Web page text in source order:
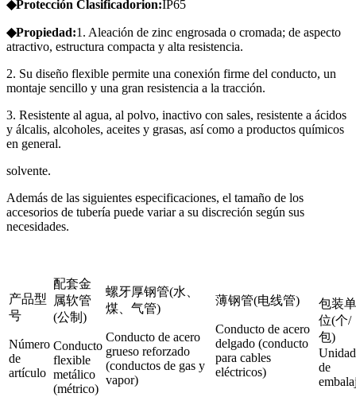
◆Protección Clasificadorion:IP65
◆Propiedad:1. Aleación de zinc engrosada o cromada; de aspecto
atractivo, estructura compacta y alta resistencia.
2. Su diseño flexible permite una conexión firme del conducto, un
montaje sencillo y una gran resistencia a la tracción.
3. Resistente al agua, al polvo, inactivo con sales, resistente a ácidos
y álcalis, alcoholes, aceites y grasas, así como a productos químicos
en general.
solvente.
Además de las siguientes especificaciones, el tamaño de los
accesorios de tubería puede variar a su discreción según sus
necesidades.
产品型
号
Número
de
artículo
配套金
属软管
(公制)
Conducto
flexible
metálico
(métrico)
螺牙厚钢管(水、
煤、气管)
Conducto de acero
grueso reforzado
(conductos de gas y
vapor)
薄钢管(电线管)
Conducto de acero
delgado (conducto
para cables
eléctricos)
包装单
位(个/
包)
Unidad
de